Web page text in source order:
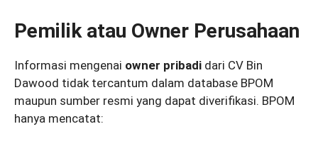
Pemilik atau Owner Perusahaan
Informasi mengenai owner pribadi dari CV Bin
Dawood tidak tercantum dalam database BPOM
maupun sumber resmi yang dapat diverifikasi. BPOM
hanya mencatat: